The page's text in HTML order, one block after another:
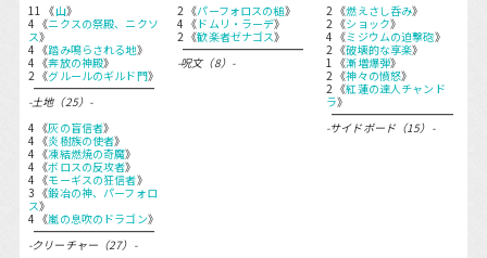
11 《山》
4 《ニクスの祭殿、ニクソ
ス》
4 《踏み鳴らされる地》
4 《奔放の神殿》
2 《グルールのギルド門》
-土地（25）-
4 《灰の盲信者》
4 《炎樹族の使者》
4 《凍結燃焼の奇魔》
4 《ボロスの反攻者》
4 《モーギスの狂信者》
3 《鍛冶の神、パーフォロ
ス》
4 《嵐の息吹のドラゴン》
-クリーチャー（27）-
2 《パーフォロスの槌》
4 《ドムリ・ラーデ》
2 《歓楽者ゼナゴス》
-呪文（8）-
2 《燃えさし呑み》
2 《ショック》
4 《ミジウムの迫撃砲》
2 《破壊的な享楽》
1 《漸増爆弾》
2 《神々の憤怒》
2 《紅蓮の達人チャンド
ラ》
-サイドボード（15）-